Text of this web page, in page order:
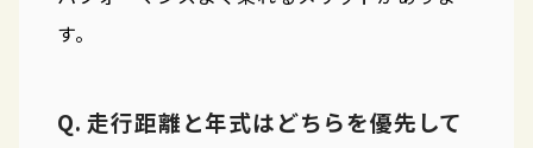
す。
Q. 走行距離と年式はどちらを優先して